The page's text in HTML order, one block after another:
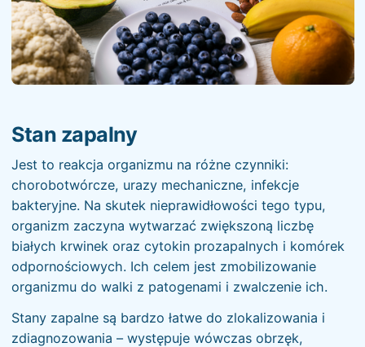
Stan zapalny
Jest to reakcja organizmu na różne czynniki:
chorobotwórcze, urazy mechaniczne, infekcje
bakteryjne. Na skutek nieprawidłowości tego typu,
organizm zaczyna wytwarzać zwiększoną liczbę
białych krwinek oraz cytokin prozapalnych i komórek
odpornościowych. Ich celem jest zmobilizowanie
organizmu do walki z patogenami i zwalczenie ich.
Stany zapalne są bardzo łatwe do zlokalizowania i
zdiagnozowania – występuje wówczas obrzęk,